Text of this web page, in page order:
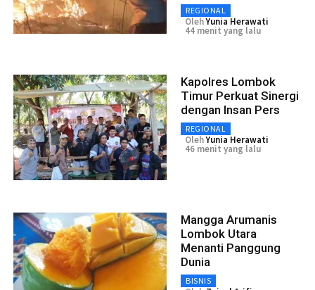
REGIONAL
OlehYunia Herawati
44 menit yang lalu
Kapolres Lombok
Timur Perkuat Sinergi
dengan Insan Pers
REGIONAL
OlehYunia Herawati
46 menit yang lalu
Mangga Arumanis
Lombok Utara
Menanti Panggung
Dunia
BISNIS